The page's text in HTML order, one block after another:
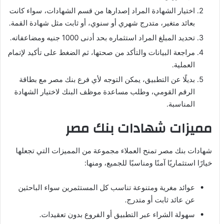
اختيار الشهادة المراد إصدارها من قسم الشهادات، سواء كانت
بعائد متغير، متدرج شهري أو سنوي، أو ثابت مثل شهادة القمة.
تحديد المبلغ المراد استثماره بحد أدنى 1000 جنيه ومضاعفاته.
مراجعة البيانات والتأكد من صحتها، ثم الضغط على تأكيد لإتمام
العملية.
بديلًا عن التطبيق، يمكن التوجه لأي فرع بنك مصر مع بطاقة
الرقم القومي، وطلب مساعدة موظف البنك لاختيار الشهادة
المناسبة.
مميزات شهادات بنك مصر
شهادات بنك مصر تمنح العملاء مجموعة من المميزات التي تجعلها
خيارًا استثماريًا آمنًا ومناسبًا للجميع، ومنها:
عوائد مغرية ومتنوعة تناسب كل المستثمرين سواء الباحثين
عن عائد ثابت أو متدرج.
سهولة الشراء عبر التطبيق أو الفروع بدون تعقيدات.